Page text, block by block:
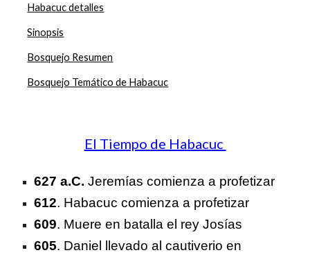
Habacuc detalles
Sinopsis
Bosquejo Resumen
Bosquejo Temático de Habacuc
El Tiempo de Habacuc
627 a.C.Jeremías comienza a profetizar
612. Habacuc comienza a profetizar
609. Muere en batalla el rey Josías
605. Daniel llevado al cautiverio en